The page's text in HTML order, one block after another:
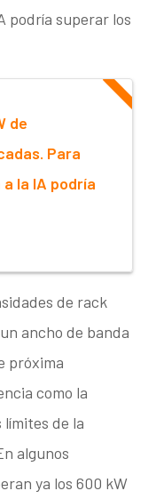
podría superar los
de
Para
la IA podría
de rack
ancho de banda
próxima
como la
de la
algunos
ya los 600 kW